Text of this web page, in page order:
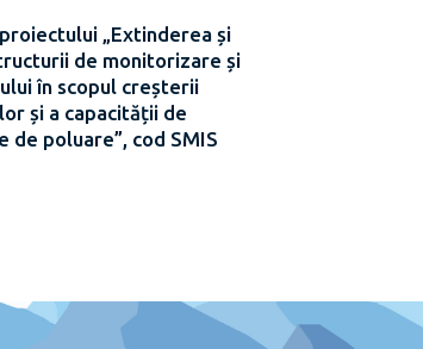
„Extinderea și
de monitorizare și
în scopul creșterii
și a capacității de
de poluare”, cod SMIS